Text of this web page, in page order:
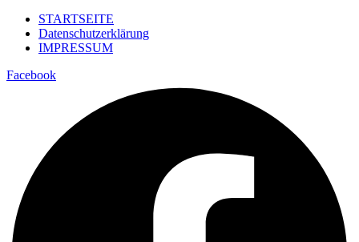
STARTSEITE
Datenschutzerklärung
IMPRESSUM
Facebook